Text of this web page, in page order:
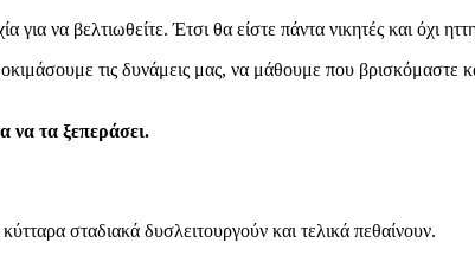
να βελτιωθείτε. Έτσι θα είστε πάντα νικητές και όχι
τις δυνάμεις μας, να μάθουμε που
να τα ξεπεράσει.
σταδιακά δυσλειτουργούν και τελικά πεθαίνουν.